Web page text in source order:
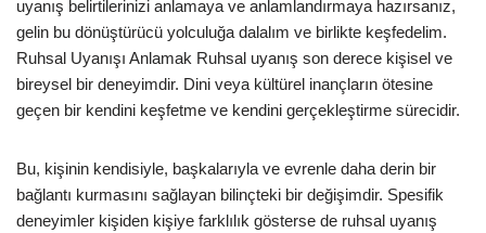
uyanış belirtilerinizi anlamaya ve anlamlandırmaya hazırsanız,
gelin bu dönüştürücü yolculuğa dalalım ve birlikte keşfedelim.
Ruhsal Uyanışı Anlamak Ruhsal uyanış son derece kişisel ve
bireysel bir deneyimdir. Dini veya kültürel inançların ötesine
geçen bir kendini keşfetme ve kendini gerçekleştirme sürecidir.
Bu, kişinin kendisiyle, başkalarıyla ve evrenle daha derin bir
bağlantı kurmasını sağlayan bilinçteki bir değişimdir. Spesifik
deneyimler kişiden kişiye farklılık gösterse de ruhsal uyanış